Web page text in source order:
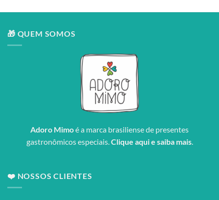
🎁 QUEM SOMOS
Adoro Mimoé a marca brasiliense de presentes
gastronômicos especiais.Clique aqui e saiba mais.
❤️ NOSSOS CLIENTES